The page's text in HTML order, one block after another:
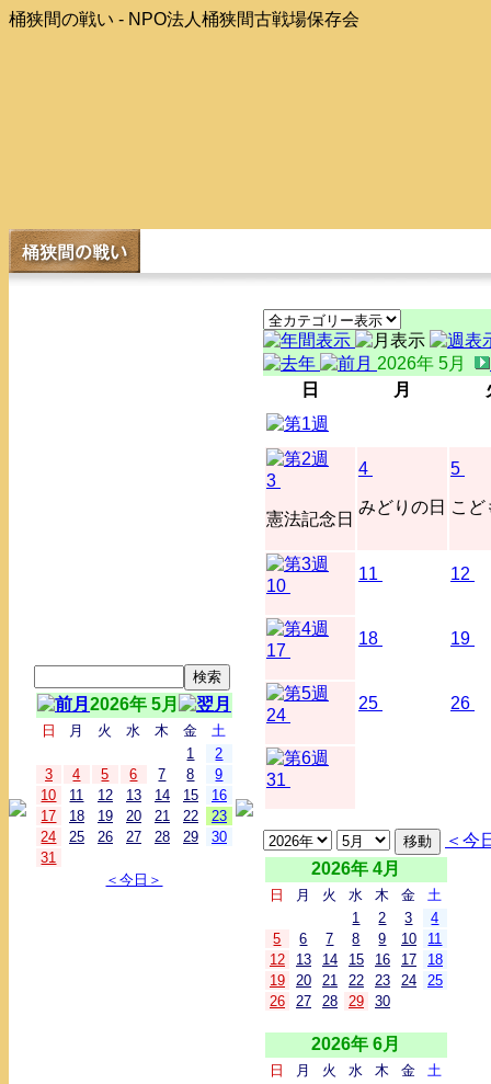
桶狭間の戦い - NPO法人桶狭間古戦場保存会
2026年 5月
日 月 火 水 木 金
土
1
2
3
4 5 6 7 8
9
10
11 12 13 14 15
16
17
18 19 20 21 22
23
24
25 26 27 28 29
30
31
＜今日＞
2026年 5月
日
月
3
憲法記念日
4
みどりの日
5
こど
10
11 12
17
18 19
24
25 26
31
＜今
2026年 4月
日 月 火 水 木 金
土
1
2 3
4
5
6 7 8 9 10
11
12
13 14 15 16 17
18
19
20 21 22 23 24
25
26
27 28 29 30
2026年 6月
日 月 火 水 木 金
土